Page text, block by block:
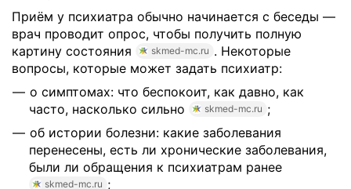
Приём у психиатра обычно начинается с беседы —
врач проводит опрос, чтобы получить полную
картину состояния
skmed-mc.ru . Некоторые
вопросы, которые может задать психиатр:
о симптомах: что беспокоит, как давно, как
часто, насколько сильно
skmed-mc.ru ;
об истории болезни: какие заболевания
перенесены, есть ли хронические заболевания,
были ли обращения к психиатрам ранее
skmed-mc.ru ;